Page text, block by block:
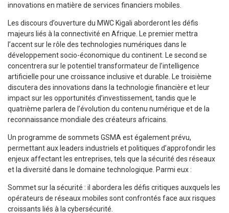
innovations en matière de services financiers mobiles.
Les discours d’ouverture du MWC Kigali aborderont les défis
majeurs liés à la connectivité en Afrique. Le premier mettra
l’accent sur le rôle des technologies numériques dans le
développement socio-économique du continent. Le second se
concentrera sur le potentiel transformateur de l’intelligence
artificielle pour une croissance inclusive et durable. Le troisième
discutera des innovations dans la technologie financière et leur
impact sur les opportunités d’investissement, tandis que le
quatrième parlera de l’évolution du contenu numérique et de la
reconnaissance mondiale des créateurs africains.
Un programme de sommets GSMA est également prévu,
permettant aux leaders industriels et politiques d’approfondir les
enjeux affectant les entreprises, tels que la sécurité des réseaux
et la diversité dans le domaine technologique. Parmi eux :
Sommet sur la sécurité : il abordera les défis critiques auxquels les
opérateurs de réseaux mobiles sont confrontés face aux risques
croissants liés à la cybersécurité.